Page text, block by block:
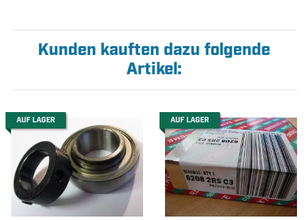
Kunden kauften dazu folgende
Artikel:
AUF LAGER AUF LAGER